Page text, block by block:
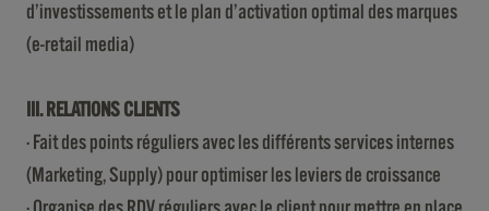
d’investissements et le plan d’activation optimal des marques
(e-retail media)
III. RELATIONS CLIENTS
· Fait des points réguliers avec les différents services internes
(Marketing, Supply) pour optimiser les leviers de croissance